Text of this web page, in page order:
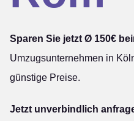
Sparen Sie jetzt Ø 150€
Umzugsunternehmen in
günstige Preise.
Jetzt unverbindlich